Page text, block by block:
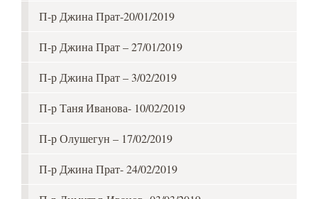
П-р Джина Прат-20/01/2019
П-р Джина Прат – 27/01/2019
П-р Джина Прат – 3/02/2019
П-р Таня Иванова- 10/02/2019
П-р Олушегун – 17/02/2019
П-р Джина Прат- 24/02/2019